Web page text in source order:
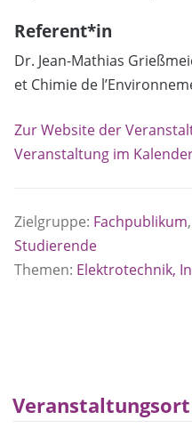
Referent*in
Dr. Jean-Mathias
et Chimie de
Zur Website der
Veranstaltung im
Zielgruppe: Fachpublikum,
Studierende
Themen: Elektrotechnik,
Veranstaltungsort